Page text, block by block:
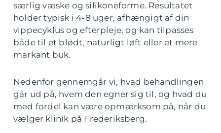
særlig væske og silikoneforme. Resultatet
holder typisk i 4-8 uger, afhængigt af din
vippecyklus og efterpleje, og kan tilpasses
både til et blødt, naturligt løft eller et mere
markant buk.
Nedenfor gennemgår vi, hvad behandlingen
går ud på, hvem den egner sig til, og hvad du
med fordel kan være opmærksom på, når du
vælger klinik på Frederiksberg.